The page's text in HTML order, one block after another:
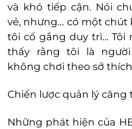
và khó tiếp cận. Nói
vẻ, nhưng… có một chút
tôi cố gắng duy trì… Tôi
thấy rằng tôi là
không chơi theo sở
Chiến lược quản lý căng
Những phát hiện của